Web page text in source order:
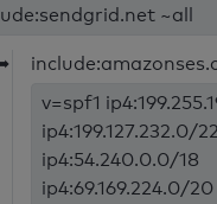
~all
v=spf1
ip4:199.127.232.0/22
ip4:54.240.0.0/18
ip4:69.169.224.0/20